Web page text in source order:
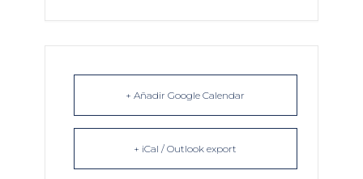
+ Añadir Google Calendar
+ iCal / Outlook export